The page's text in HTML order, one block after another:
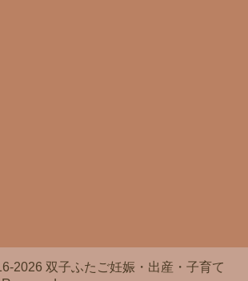
2026 双子ふたご妊娠・出産・子育て